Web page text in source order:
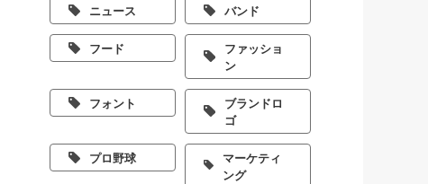
ニュース バンド
フード
ファッショ
ン
フォント
ブランドロ
ゴ
プロ野球
マーケティ
ング